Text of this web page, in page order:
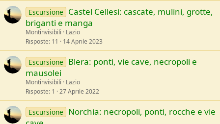
Escursione
Castel Cellesi: cascate, mulini, grotte,
briganti e manga
Montinvisibili
Lazio
Risposte 11 14 Aprile 2023
Escursione
Blera: ponti, vie cave, necropoli e
mausolei
Montinvisibili
Lazio
Risposte 1 27 Aprile 2022
Escursione
Norchia: necropoli, ponti, rocche e vie